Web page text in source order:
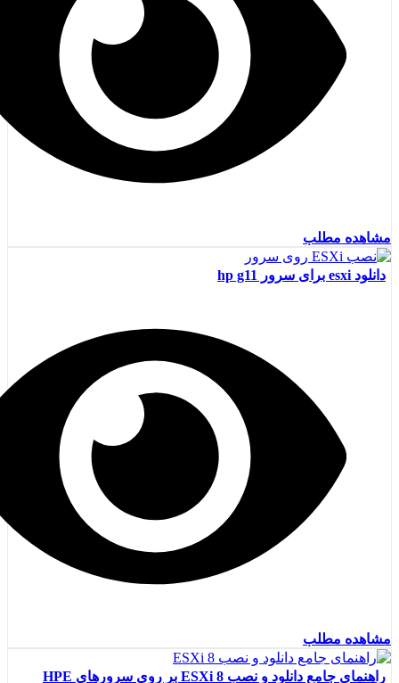
مشاهده مطلب
دانلود esxi برای سرور hp g11
مشاهده مطلب
راهنمای جامع دانلود و نصب ESXi 8 بر روی سرورهای HPE